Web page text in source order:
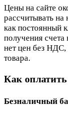
Цены на сайте
рассчитывать
как постоянный
получения счета
нет цен без НДС,
товара.
Как
Безналичный